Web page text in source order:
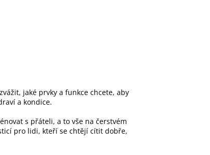
jaké prvky a funkce chcete, aby
a kondice.
s přáteli, a to vše na čerstvém
pro lidi, kteří se chtějí cítit dobře,